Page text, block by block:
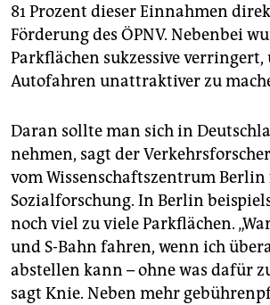
81 Prozent dieser Einnahmen
Förderung des ÖPNV. Nebenbei
Parkflächen sukzessive verringert,
Autofahren unattraktiver zu
Daran sollte man sich in
nehmen, sagt der
vom Wissenschaftszentrum
Sozialforschung. In Berlin
noch viel zu viele Parkflächen.
und S-Bahn fahren, wenn ich
abstellen kann – ohne was dafür
sagt Knie. Neben mehr